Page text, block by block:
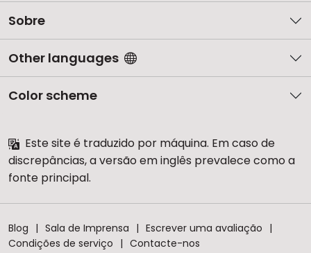
Sobre
Other languages
Color scheme
Este site é traduzido por máquina. Em caso de
discrepâncias, a versão em inglês prevalece como a
fonte principal.
Blog Sala de Imprensa
Escrever uma avaliação
Condições de serviço
Contacte-nos